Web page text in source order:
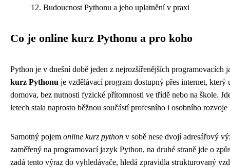
Budoucnost Pythonu a jeho uplatnění v praxi
Co je online kurz Pythonu a pro koho
Python je v dnešní době jeden z nejrozšířenějších programovacích
kurz Pythonu je vzdělávací program dostupný přes internet,
domova, bez nutnosti fyzické přítomnosti ve třídě nebo na škole.
letech stala naprosto běžnou součástí profesního i osobního
Samotný pojem online kurz python v sobě nese dvojí adresářový
zaměřený na programovací jazyk Python, na druhé straně jde o
zadá tento výraz do vyhledávače, hledá zpravidla strukturovaný